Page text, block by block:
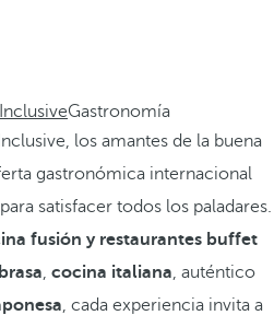
Gastronomía
los amantes de la buena
gastronómica internacional
satisfacer todos los paladares.
fusión y restaurantes buffet
brasa, cocina italiana, auténtico
, cada experiencia invita a